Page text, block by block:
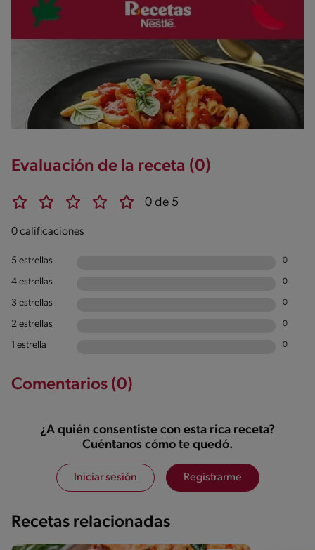
Evaluación de la receta (0)
0 de 5
0 calificaciones
5 estrellas 0
4 estrellas 0
3 estrellas 0
2 estrellas 0
1 estrella 0
Comentarios (0)
¿A quién consentiste con esta rica receta?
Cuéntanos cómo te quedó.
Iniciar sesión Registrarme
Recetas relacionadas